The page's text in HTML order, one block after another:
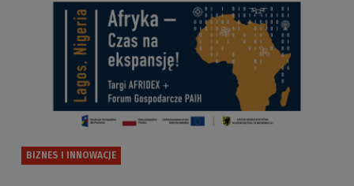
BIZNES I INNOWACJE